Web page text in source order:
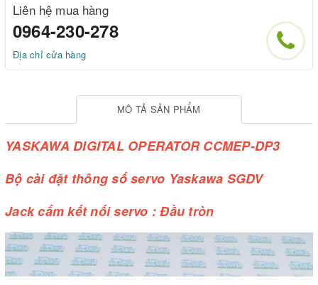
Liên hệ mua hàng
0964-230-278
Địa chỉ cửa hàng
MÔ TẢ SẢN PHẨM
YASKAWA DIGITAL OPERATOR CCMEP-DP3
Bộ cài đặt thông số servo Yaskawa SGDV
Jack cắm kết nối servo : Đầu tròn